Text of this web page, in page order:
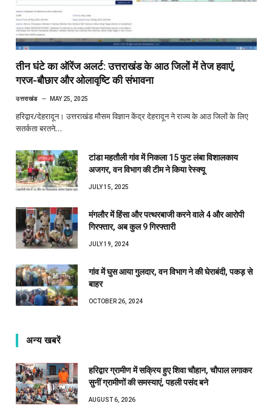
तीन घंटे का ऑरेंज अलर्ट: उत्तराखंड के आठ जिलों में तेज हवाएं,
गरज-बौछार और ओलावृष्टि की संभावना
उत्तराखंड MAY 25, 2025
हरिद्वार/देहरादून। उत्तराखंड मौसम विज्ञान केंद्र देहरादून ने राज्य के आठ जिलों के लिए
सतर्कता बरतने…
टांडा महतौली गांव में निकला 15 फुट लंबा विशालकाय
अजगर, वन विभाग की टीम ने किया रेस्क्यू
JULY 15, 2025
मंगलौर में हिंसा और पत्थरबाजी करने वाले 4 और आरोपी
गिरफ्तार, अब कुल 9 गिरफ्तारी
JULY 19, 2024
गांव में घुस आया गुलदार, वन विभाग ने की घेराबंदी, पकड़ से
बाहर
OCTOBER 26, 2024
अन्य खबरें
हरिद्वार ग्रामीण में सक्रिय हुए शिवा चौहान, चौपाल लगाकर
सुनीं ग्रामीणों की समस्याएं, पहली पसंद बने
AUGUST 6, 2026